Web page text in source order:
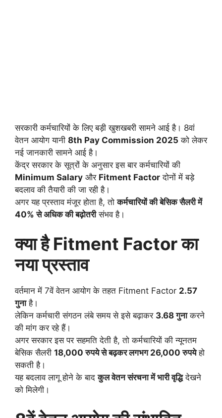
सरकारी कर्मचारियों के लिए बड़ी खुशखबरी सामने आई है। 8वां
वेतन आयोग यानी 8th Pay Commission 2025 को लेकर
नई जानकारी सामने आई है।
केंद्र सरकार के सूत्रों के अनुसार इस बार कर्मचारियों की
Minimum Salary और Fitment Factor दोनों में बड़े
बदलाव की तैयारी की जा रही है।
अगर यह प्रस्ताव मंजूर होता है, तोकर्मचारियों की बेसिक सैलरी में
40% से अधिक की बढ़ोतरीसंभव है।
क्या है Fitment Factor का
नया प्रस्ताव
वर्तमान में 7वें वेतन आयोग के तहत Fitment Factor 2.57
गुनाहै।
लेकिन कर्मचारी संगठन लंबे समय से इसे बढ़ाकर 3.68 गुनाकरने
की मांग कर रहे हैं।
अगर सरकार इस पर सहमति देती है, तो कर्मचारियों की न्यूनतम
बेसिक सैलरी 18,000 रुपये से बढ़कर लगभग 26,000 रुपयेहो
सकती है।
यह बदलाव लागू होने के बादकुल वेतन संरचना में भारी वृद्धिदेखने
को मिलेगी।